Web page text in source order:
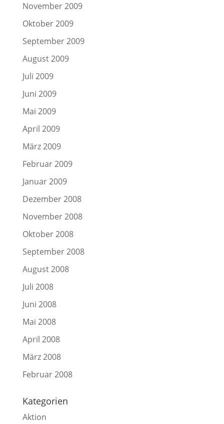
November 2009
Oktober 2009
September 2009
August 2009
Juli 2009
Juni 2009
Mai 2009
April 2009
März 2009
Februar 2009
Januar 2009
Dezember 2008
November 2008
Oktober 2008
September 2008
August 2008
Juli 2008
Juni 2008
Mai 2008
April 2008
März 2008
Februar 2008
Kategorien
Aktion